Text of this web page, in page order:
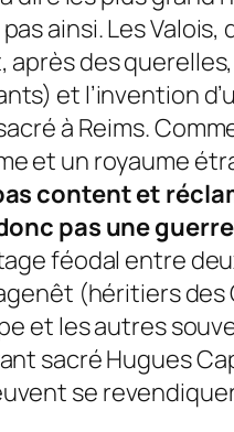
ainsi. Les
des
et l’invention
à Reims.
et un royaume
content et
pas une
féodal entre
(héritiers des
et les autres
sacré Hugues
se